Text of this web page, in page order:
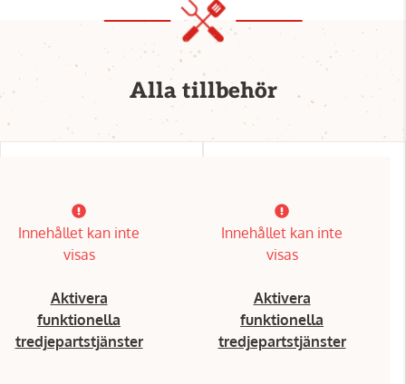
Alla tillbehör
Innehållet kan inte
visas
Aktivera
funktionella
tredjepartstjänster
Innehållet kan inte
visas
Aktivera
funktionella
tredjepartstjänster